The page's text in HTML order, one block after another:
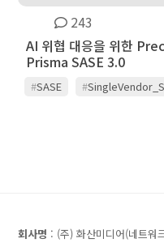
243
AI 위협 대응을 위한
Prisma SASE 3.0
#SASE #
회사명 : (주) 화산미디어(네트워